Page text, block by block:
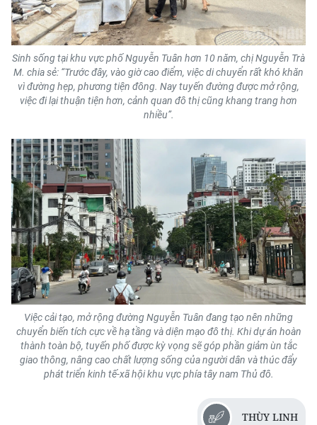
Sinh sống tại khu vực phố Nguyễn Tuân hơn 10 năm, chị Nguyễn Trà
M. chia sẻ: “Trước đây, vào giờ cao điểm, việc di chuyển rất khó khăn
vì đường hẹp, phương tiện đông. Nay tuyến đường được mở rộng,
việc đi lại thuận tiện hơn, cảnh quan đô thị cũng khang trang hơn
nhiều”.
Việc cải tạo, mở rộng đường Nguyễn Tuân đang tạo nên những
chuyển biến tích cực về hạ tầng và diện mạo đô thị. Khi dự án hoàn
thành toàn bộ, tuyến phố được kỳ vọng sẽ góp phần giảm ùn tắc
giao thông, nâng cao chất lượng sống của người dân và thúc đẩy
phát triển kinh tế-xã hội khu vực phía tây nam Thủ đô.
THÙY LINH